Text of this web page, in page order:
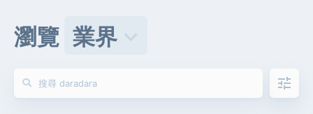
瀏覽 業界keyboard_arrow_down
tune